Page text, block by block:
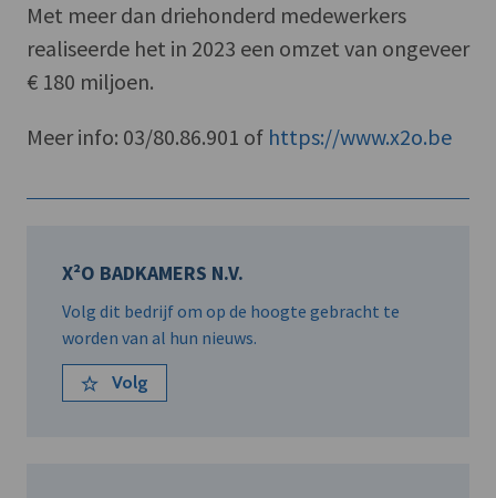
Met meer dan driehonderd medewerkers
realiseerde het in 2023 een omzet van ongeveer
€ 180 miljoen.
Meer info: 03/80.86.901 of https://www.x2o.be
X²O BADKAMERS N.V.
Volg dit bedrijf om op de hoogte gebracht te
worden van al hun nieuws.
Volg